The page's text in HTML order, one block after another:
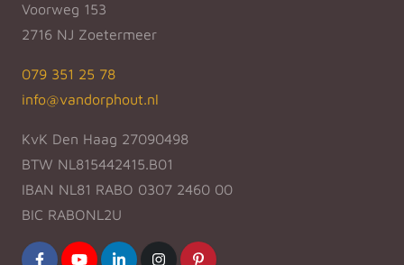
Voorweg 153
2716 NJ Zoetermeer
079 351 25 78
info@vandorphout.nl
KvK Den Haag 27090498
BTW NL815442415.B01
IBAN NL81 RABO 0307 2460 00
BIC RABONL2U